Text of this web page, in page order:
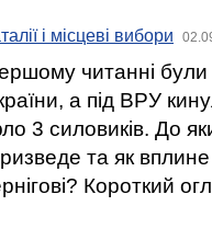
і місцеві вибори
читанні були
а під ВРУ
3 силовиків. До
та як
Короткий